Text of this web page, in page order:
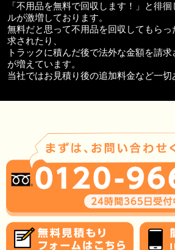
「不用品を無料で回収します！」と徘
ルが激増しております。
無料だと思って不用品を回収してもら
求されたり、
トラックに積んだ後で法外な金額を請
が増えています。
当社ではお見積り後の追加料金など一切